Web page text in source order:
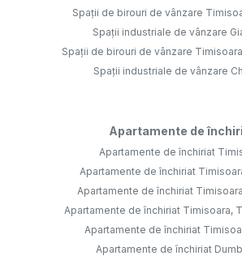
Spații de birouri de vânzare
Spații industriale de vânzare
Spații de birouri de vânzare
Spații industriale de vânzare
Apartamente de
Apartamente de închiriat
Apartamente de închiriat
Apartamente de închiriat
Apartamente de închiriat Timisoara,
Apartamente de închiriat
Apartamente de închiriat